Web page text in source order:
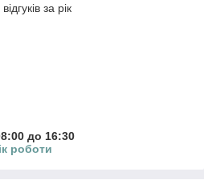
за рік
до 16:30
роботи